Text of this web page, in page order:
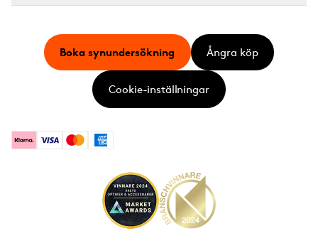
KlarnaVisa MastercardAmerican Express
Boka synundersökning Ångra köp
Cookie-inställningar